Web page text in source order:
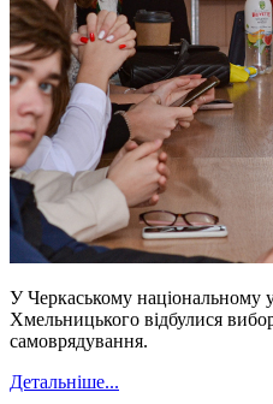
У Черкаському національному
Хмельницького відбулися
самоврядування.
Детальніше...